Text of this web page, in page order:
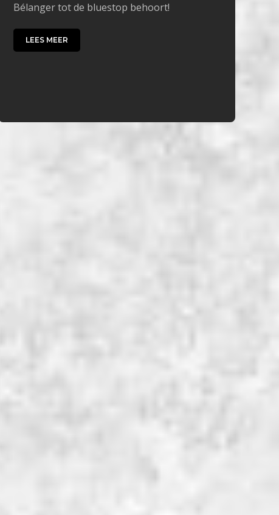
Bélanger tot de bluestop behoort!
LEES MEER